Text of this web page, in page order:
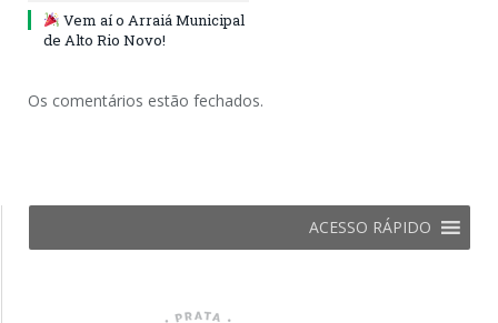
Vem aí o Arraiá Municipal
de Alto Rio Novo!
Os comentários estão fechados.
ACESSO RÁPIDO